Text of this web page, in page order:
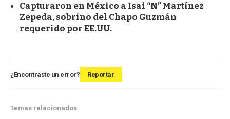
Capturaron en México a Isai “N” Martínez
Zepeda, sobrino del Chapo Guzmán
requerido por EE.UU.
¿Encontraste un error? Reportar
Temas relacionados